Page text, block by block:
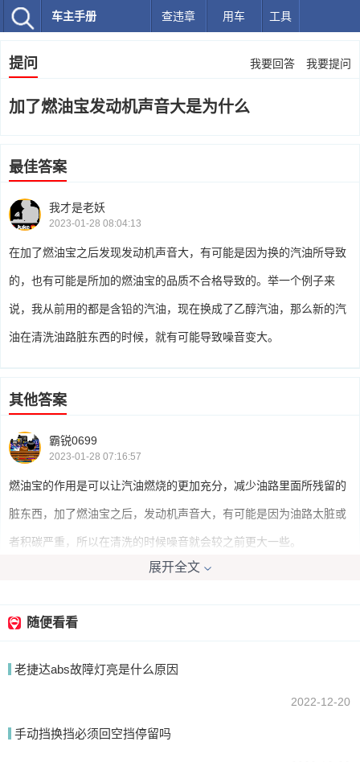
车主手册 查违章 用车 工具
提问 我要回答 我要提问
加了燃油宝发动机声音大是为什么
最佳答案
我才是老妖
2023-01-28 08:04:13
在加了燃油宝之后发现发动机声音大，有可能是因为换的汽油所导致
的，也有可能是所加的燃油宝的品质不合格导致的。举一个例子来
说，我从前用的都是含铅的汽油，现在换成了乙醇汽油，那么新的汽
油在清洗油路脏东西的时候，就有可能导致噪音变大。
其他答案
霸锐0699
2023-01-28 07:16:57
燃油宝的作用是可以让汽油燃烧的更加充分，减少油路里面所残留的
脏东西，加了燃油宝之后，发动机声音大，有可能是因为油路太脏或
者积碳严重，所以在清洗的时候噪音就会较之前更大一些。
展开全文
随便看看
老捷达abs故障灯亮是什么原因
2022-12-20
手动挡换挡必须回空挡停留吗